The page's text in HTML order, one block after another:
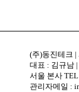
(주)동진테크 |
대표 : 김규남
서울 본사
관리자메일 :